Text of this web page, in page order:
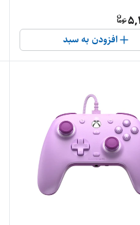
افزودن به سبد